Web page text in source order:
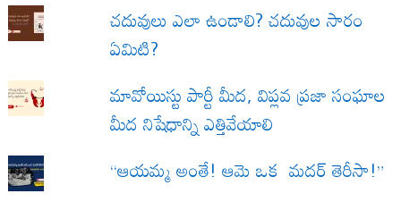
చదువులు ఎలా ఉండాలి? చదువుల సారం
ఏమిటి?
మావోయిస్టు పార్టీ మీద, విప్లవ ప్రజా సంఘాల
మీద నిషేధాన్ని ఎత్తివేయాలి
“ఆయమ్మ అంతే! ఆమె ఒక మదర్ తెరీసా!”